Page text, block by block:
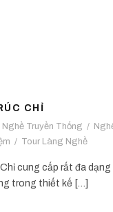
TRÚC CHỈ
CHỈ
Nghề Truyền Thống /
/ Tour Làng Nghề
cung cấp rất đa dạng
trong thiết kế […]